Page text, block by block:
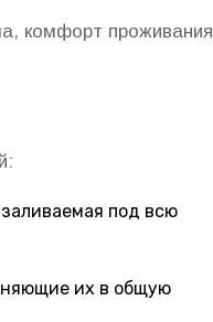
комфорт проживания
под всю
их в общую